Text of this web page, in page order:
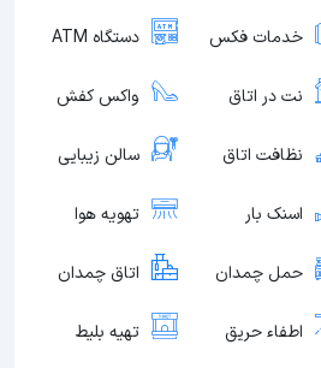
خدمات فکس دستگاه ATM
نت در اتاق واکس کفش
نظافت اتاق سالن زیبایی
اسنک بار تهویه هوا
حمل چمدان اتاق چمدان
اطفاء حریق تهیه بلیط